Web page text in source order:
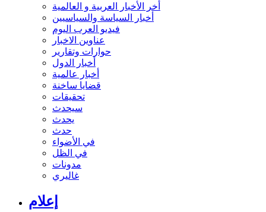
أخر الأخبار العربية و العالمية
أخبار السياسة والسياسيين
فيديو العرب اليوم
عناوين الاخبار
حوارات وتقارير
أخبار الدول
أخبار عالمية
قضايا ساخنة
تحقيقات
سيحدث
يحدث
حدث
في الأضواء
في الظل
مدونات
غاليري
إعلام